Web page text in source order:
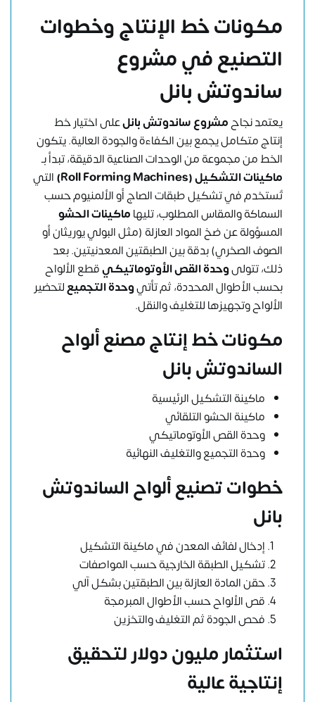
مكونات خط الإنتاج وخطوات
التصنيع في مشروع
ساندوتش بانل
يعتمد نجاحمشروع ساندوتش بانلعلى اختيار خط
إنتاج متكامل يجمع بين الكفاءة والجودة العالية. يتكون
الخط من مجموعة من الوحدات الصناعية الدقيقة، تبدأ بـ
ماكينات التشكيل (Roll Forming Machines)
التي
تُستخدم في تشكيل طبقات الصاج أو الألمنيوم حسب
السماكة والمقاس المطلوب، تليهاماكينات الحشو
المسؤولة عن ضخ المواد العازلة (مثل البولي يوريثان أو
الصوف الصخري) بدقة بين الطبقتين المعدنيتين. بعد
ذلك، تتولىوحدة القص الأوتوماتيكيقطع الألواح
بحسب الأطوال المحددة، ثم تأتيوحدة التجميعلتحضير
الألواح وتجهيزها للتغليف والنقل.
مكونات خط إنتاج مصنع ألواح
الساندوتش بانل
ماكينة التشكيل الرئيسية
ماكينة الحشو التلقائي
وحدة القص الأوتوماتيكي
وحدة التجميع والتغليف النهائية
خطوات تصنيع ألواح الساندوتش
بانل
إدخال لفائف المعدن في ماكينة التشكيل
تشكيل الطبقة الخارجية حسب المواصفات
حقن المادة العازلة بين الطبقتين بشكل آلي
قص الألواح حسب الأطوال المبرمجة
فحص الجودة ثم التغليف والتخزين
استثمار مليون دولار لتحقيق
إنتاجية عالية